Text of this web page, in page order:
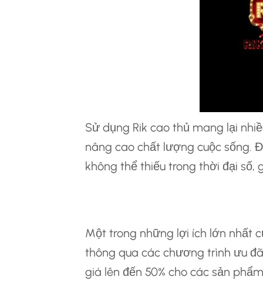
Sử dụng Rik cao thủ mang lại
nâng cao chất lượng cuộc sống.
không thể thiếu trong thời đại
Một trong những lợi ích lớn nhất
thông qua các chương trình ưu
giá lên đến 50% cho các sản